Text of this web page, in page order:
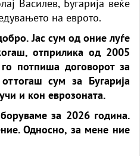
Василев, Бугарија веќе
на еврото.
Јас сум од оние луѓе
отприлика од 2005
потпиша договорот за
сум за Бугарија
и кон еврозоната.
за 2026 година.
Односно, за мене ние